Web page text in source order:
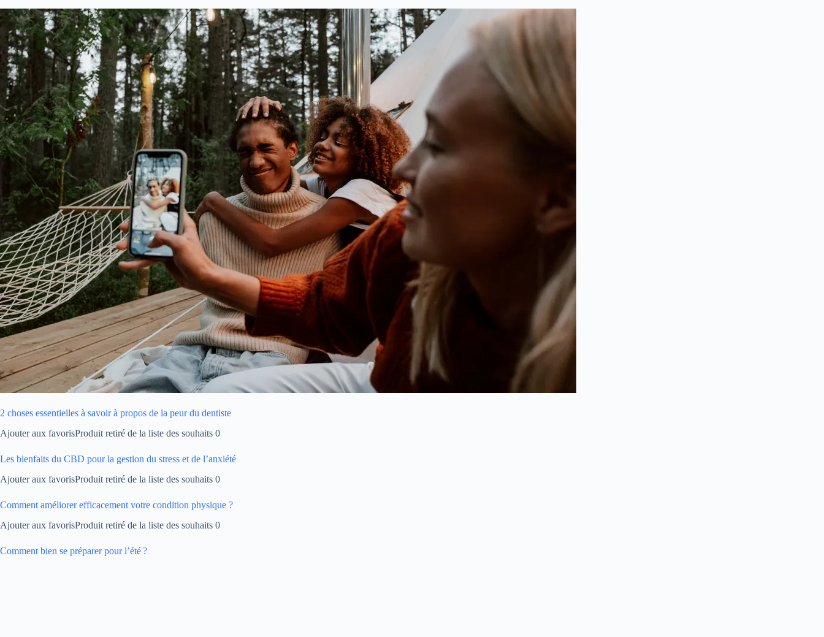
2 choses essentielles à savoir à propos de la peur du dentiste
Ajouter aux favorisProduit retiré de la liste des souhaits 0
Les bienfaits du CBD pour la gestion du stress et de l’anxiété
Ajouter aux favorisProduit retiré de la liste des souhaits 0
Comment améliorer efficacement votre condition physique ?
Ajouter aux favorisProduit retiré de la liste des souhaits 0
Comment bien se préparer pour l’été ?